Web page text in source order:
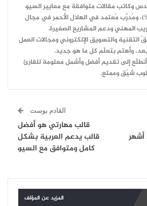
وكاتب مقالات متوافقة مع معايير السيو
(SEO)، ومُدرِّب مُعتمد في الهلال الأحمر في مجال
المهني ودعم المشاريع الصغيرة.
التقنية والتسويق الإلكتروني ومجالات العمل
وأهتم بتعلّم كل ما هو جديد.
إلى تقديم أفضل وأشمل معلومة للقارئ
شيّق وممتع.
أشهر
القادم بوست
قالب مهارتي هو أفضل
قالب يدعم العربية بشكل
كامل ومتوافق مع السيو
المزيد عن المؤلف